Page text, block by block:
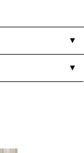
▼
▼